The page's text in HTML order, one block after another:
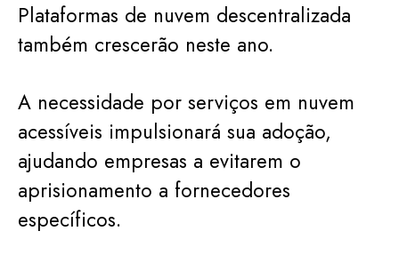
Plataformas de nuvem descentralizada
também crescerão neste ano.
A necessidade por serviços em nuvem
acessíveis impulsionará sua adoção,
ajudando empresas a evitarem o
aprisionamento a fornecedores
específicos.